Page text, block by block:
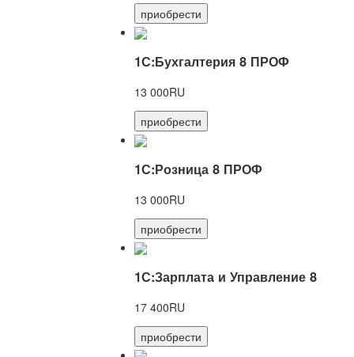
приобрести
1С:Бухгалтерия 8 ПРОФ
13 000RU
приобрести
1С:Розница 8 ПРОФ
13 000RU
приобрести
1С:Зарплата и Управление 8
17 400RU
приобрести